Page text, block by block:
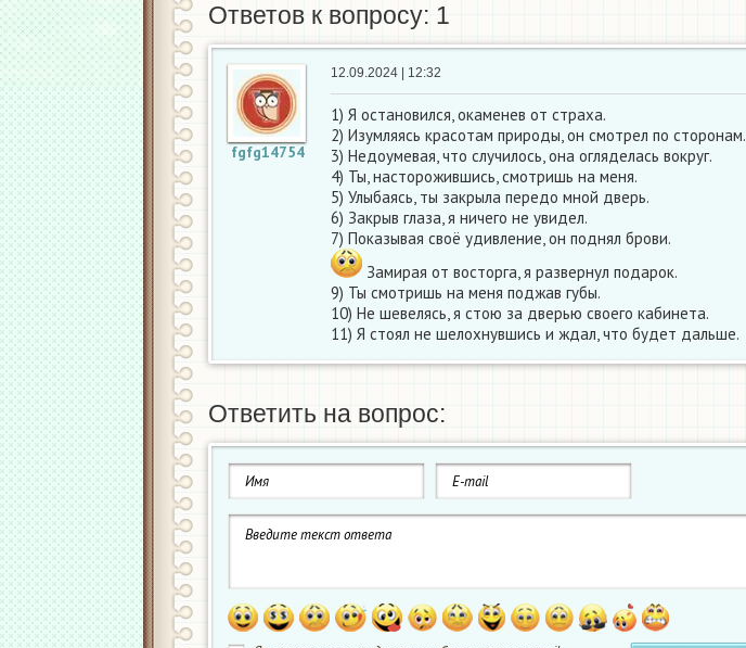
Ответов к вопросу: 1
fgfg14754
12.09.2024 | 12:32
1) Я остановился, окаменев от страха.
2) Изумляясь красотам природы, он смотрел по сторонам.
3) Недоумевая, что случилось, она огляделась вокруг.
4) Ты, насторожившись, смотришь на меня.
5) Улыбаясь, ты закрыла передо мной дверь.
6) Закрыв глаза, я ничего не увидел.
7) Показывая своё удивление, он поднял брови.
Замирая от восторга, я развернул подарок.
9) Ты смотришь на меня поджав губы.
10) Не шевелясь, я стою за дверью своего кабинета.
11) Я стоял не шелохнувшись и ждал, что будет дальше.
Ответить на вопрос: